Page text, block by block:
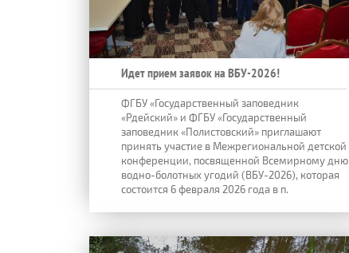
Идет прием заявок на ВБУ-2026!
ФГБУ «Государственный заповедник
«Рдейский» и ФГБУ «Государственный
заповедник «Полистовский» приглашают
принять участие в Межрегиональной детской
конференции, посвященной Всемирному дню
водно-болотных угодий (ВБУ-2026), которая
состоится 6 февраля 2026 года в п.